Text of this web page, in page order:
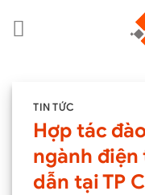
đến
TIN TỨC
Hợp tác
ngành điện
dẫn tại TP